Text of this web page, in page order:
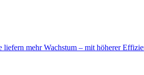
mehr Wachstum – mit höherer